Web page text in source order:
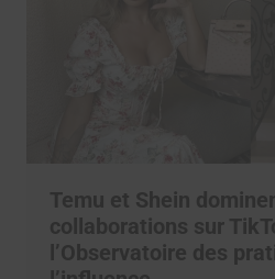
Temu et Shein
collaborations sur
l’Observatoire des